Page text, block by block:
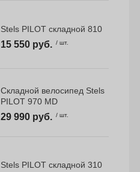
Stels PILOT складной 810
15 550 руб. / шт.
Складной велосипед Stels
PILOT 970 MD
29 990 руб. / шт.
Stels PILOT складной 310